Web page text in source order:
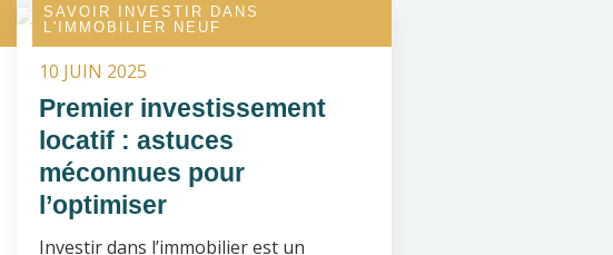
SAVOIR INVESTIR DANS
L'IMMOBILIER NEUF
10 JUIN 2025
Premier investissement
locatif : astuces
méconnues pour
l’optimiser
Investir dans l’immobilier est un